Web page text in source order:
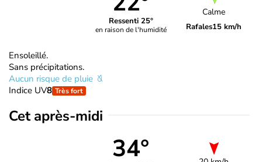
Ressenti 25°
en raison de l'humidité
Calme
Rafales15 km/h
Ensoleillé.
Sans précipitations.
Aucun risque de pluie
Indice UV8 Très fort
Cet après-midi
34°